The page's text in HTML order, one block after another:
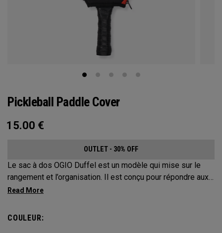
Pickleball Paddle Cover
15.00 €
OUTLET - 30% OFF
Le sac à dos OGIO Duffel est un modèle qui mise sur le
rangement et l’organisation. Il est conçu pour répondre aux
attentes des joueurs de pickleball les plus exigeants. Ce
4 raquettes et comporte un compartiment à chaussures
COULEUR: